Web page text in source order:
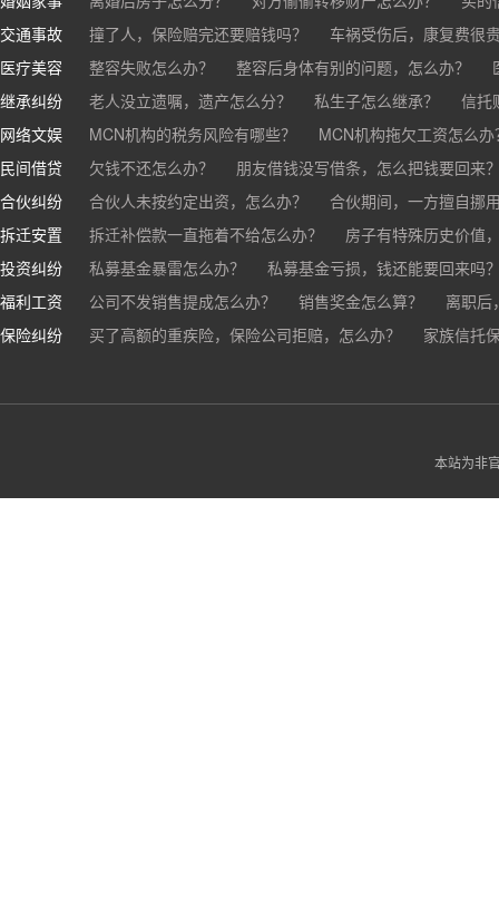
离婚了公司股权怎么处理？
离婚后财产怎么分？
交通事故 撞了人，保险赔完还要赔钱吗？
车祸受伤后，康复费很
交通事故中，医保和对方赔偿能同时拿吗？
车祸导致人
医疗美容 整容失败怎么办？ 整容后身体有别的问题，怎么办？
医美机构宣传的与实际结果不符怎么办？
医疗事故怎么
医疗器械出问题，怎么办？
继承纠纷 老人没立遗嘱，遗产怎么分？ 私生子怎么继承？
信托
基金怎么继承？
股票怎么继承？
网络文娱 MCN机构的税务风险有哪些？
MCN机构拖欠工资怎么办
抖音账号归谁？
民间借贷 欠钱不还怎么办？
朋友借钱没写借条，怎么把钱要回来
帮人担保借款，对方不还，我要承担全部责任吗？
合伙纠纷 合伙人未按约定出资，怎么办？
合伙期间，一方擅自挪
和合伙人有矛盾，怎么办？
拆迁安置 拆迁补偿款一直拖着不给怎么办？
房子有特殊历史价值
投资纠纷
私募基金暴雷怎么办？
私募基金亏损，钱还能要回来吗
福利工资
公司不发销售提成怎么办？ 销售奖金怎么算？
离职后
销售目标未完成，公司有权不发提成和奖金吗？
公司变
保险纠纷 买了高额的重疾险，保险公司拒赔，怎么办？
家族信托
本站为非